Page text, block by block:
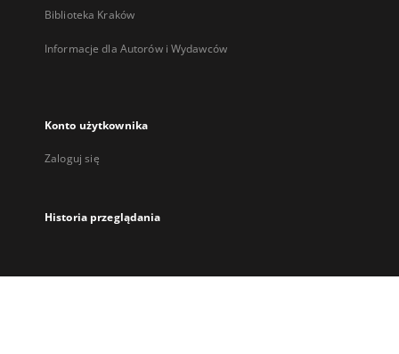
Biblioteka Kraków
Informacje dla Autorów i Wydawców
Konto użytkownika
Zaloguj się
Historia przeglądania